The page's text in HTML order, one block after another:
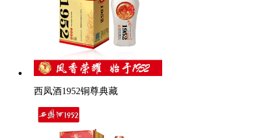
西凤酒1952铜尊典藏